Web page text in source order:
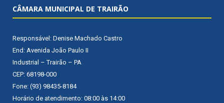
CÂMARA MUNICIPAL DE TRAIRÃO
Responsável: Denise Machado Castro
End: Avenida João Paulo II
Industrial – Trairão – PA
CEP: 68198-000
Fone: (93) 98435-8184
Horário de atendimento: 08:00 às 14:00